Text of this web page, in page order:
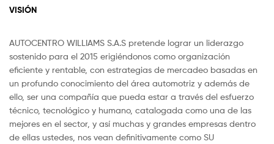
VISIÓN
AUTOCENTRO WILLIAMS S.A.S pretende lograr un liderazgo
sostenido para el 2015 erigiéndonos como organización
eficiente y rentable, con estrategias de mercadeo basadas en
un profundo conocimiento del área automotriz y además de
ello, ser una compañía que pueda estar a través del esfuerzo
técnico, tecnológico y humano, catalogada como una de las
mejores en el sector, y así muchas y grandes empresas dentro
de ellas ustedes, nos vean definitivamente como SU